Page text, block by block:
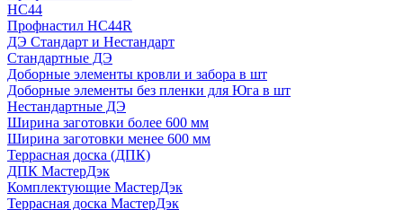
НС44
Профнастил НС44R
ДЭ Стандарт и Нестандарт
Стандартные ДЭ
Доборные элементы кровли и забора в шт
Доборные элементы без пленки для Юга в шт
Нестандартные ДЭ
Ширина заготовки более 600 мм
Ширина заготовки менее 600 мм
Террасная доска (ДПК)
ДПК МастерДэк
Комплектующие МастерДэк
Террасная доска МастерДэк